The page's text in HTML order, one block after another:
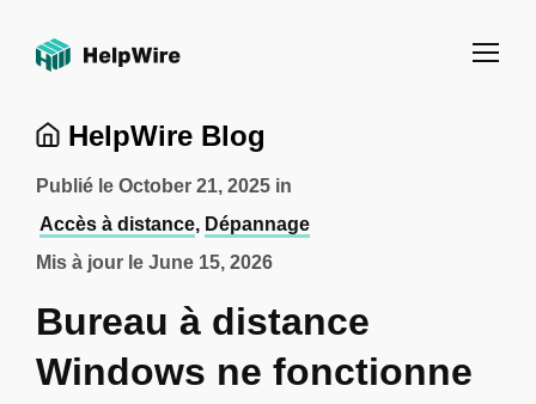
HelpWire Blog
Mis à jour le June 15, 2026
Publié le October 21, 2025 in
Accès à distance, Dépannage
Bureau à distance
Windows ne fonctionne